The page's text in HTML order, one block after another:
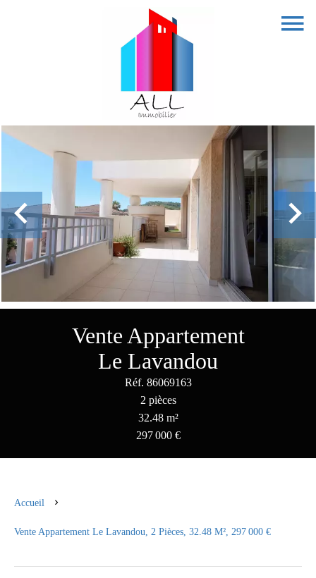
Vente Appartement
Le Lavandou
Réf. 86069163
2 pièces
32.48 m²
297 000 €
Accueil
Vente Appartement Le Lavandou, 2 Pièces, 32.48 M², 297 000 €